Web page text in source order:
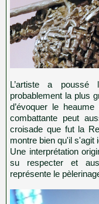
L’artiste a poussé
probablement la plus
d’évoquer le
combattante peut
croisade que fut la
montre bien qu'il s'agit
Une interprétation
su respecter et
représente le